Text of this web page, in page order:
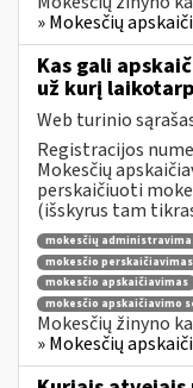
» Mokesčių
Kas gali
už kurį
Web turinio
Registracijos
Mokesčių
perskaičiuoti
(išskyrus tam
mokesčių
mokesčio perskaičiavimas
mokesčio apskaičiavimas
mokesčio apskaičiavimo
Mokesčių žinyno
» Mokesčių